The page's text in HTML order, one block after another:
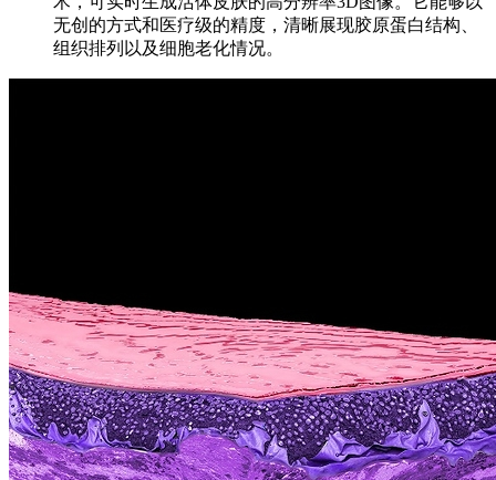
无创的方式和医疗级的精度，清晰展现胶原蛋白结构、
组织排列以及细胞老化情况。